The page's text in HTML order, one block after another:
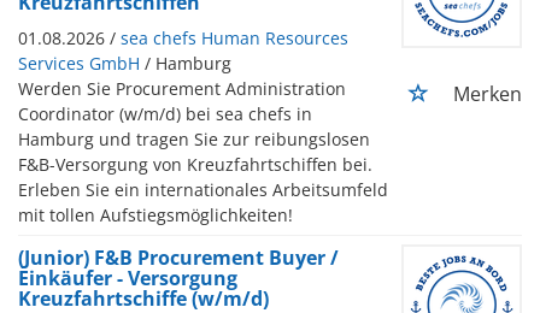
01.08.2026 / sea chefs Human Resources
Services GmbH / Hamburg
Werden Sie Procurement Administration
Coordinator (w/m/d) bei sea chefs in
Hamburg und tragen Sie zur reibungslosen
F&B-Versorgung von Kreuzfahrtschiffen bei.
Erleben Sie ein internationales Arbeitsumfeld
mit tollen Aufstiegsmöglichkeiten!
Merken
(Junior) F&B Procurement Buyer /
Einkäufer - Versorgung
Kreuzfahrtschiffe (w/m/d)